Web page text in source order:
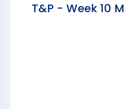
T&P - Week 10